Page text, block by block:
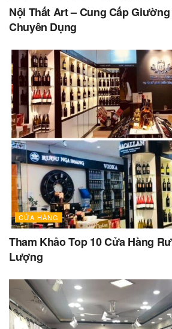
Nội Thất Art – Cung Cấp
Chuyên Dụng
CỬA HÀNG
Tham Khảo Top 10 Cửa Hàng
Lượng